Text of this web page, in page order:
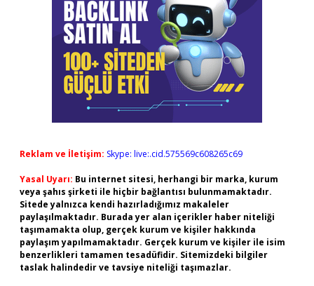
Reklam ve İletişim: Skype: live:.cid.575569c608265c69
Yasal Uyarı: Bu internet sitesi, herhangi bir marka, kurum
veya şahıs şirketi ile hiçbir bağlantısı bulunmamaktadır.
Sitede yalnızca kendi hazırladığımız makaleler
paylaşılmaktadır. Burada yer alan içerikler haber niteliği
taşımamakta olup, gerçek kurum ve kişiler hakkında
paylaşım yapılmamaktadır. Gerçek kurum ve kişiler ile isim
benzerlikleri tamamen tesadüfidir. Sitemizdeki bilgiler
taslak halindedir ve tavsiye niteliği taşımazlar.